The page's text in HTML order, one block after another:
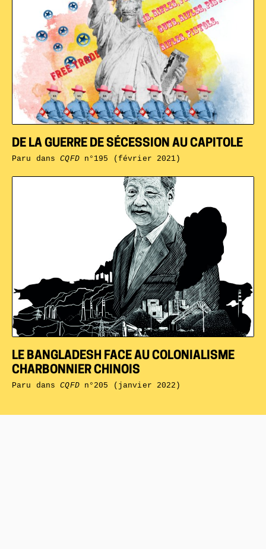
LE BANGLADESH FACE AU COLONIALISME
CHARBONNIER CHINOIS
Paru dansCQFDn°205 (janvier 2022)
DE LA GUERRE DE SÉCESSION AU CAPITOLE
Paru dansCQFDn°195 (février 2021)